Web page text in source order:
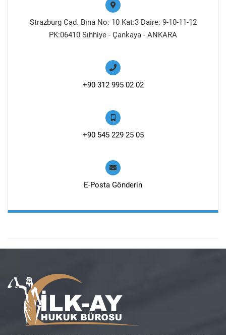
Strazburg Cad. Bina No: 10 Kat:3 Daire: 9-10-11-12
PK:06410 Sıhhiye - Çankaya - ANKARA
+90 312 995 02 02
+90 545 229 25 05
E-Posta Gönderin